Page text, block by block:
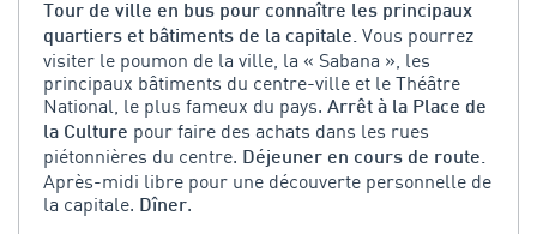
Tour de ville en bus pour connaître les principaux
quartiers et bâtiments de la capitale. Vous pourrez
visiter le poumon de la ville, la « Sabana », les
principaux bâtiments du centre-ville et le Théâtre
National, le plus fameux du pays. Arrêt à la Place de
la Culture pour faire des achats dans les rues
piétonnières du centre. Déjeuner en cours de route.
Après-midi libre pour une découverte personnelle de
la capitale. Dîner.